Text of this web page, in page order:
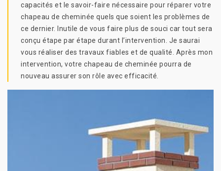
capacités et le savoir-faire nécessaire pour réparer votre
chapeau de cheminée quels que soient les problèmes de
ce dernier. Inutile de vous faire plus de souci car tout sera
conçu étape par étape durant l’intervention. Je saurai
vous réaliser des travaux fiables et de qualité. Après mon
intervention, votre chapeau de cheminée pourra de
nouveau assurer son rôle avec efficacité.